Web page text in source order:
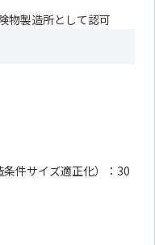
物製造所として認可
件サイズ適正化）：30